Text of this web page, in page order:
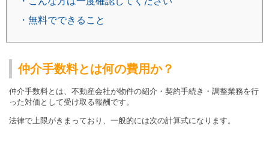
・無料でできること
仲介手数料とは何の費用か？
仲介手数料とは、不動産会社が物件の紹介・契約手続き・調整業務を行
った対価として受け取る報酬です。
法律で上限がきまっており、一般的には次の計算式になります。